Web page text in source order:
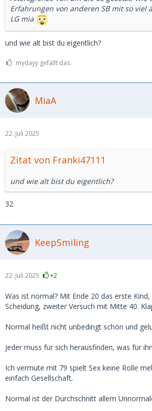
Erfahrungen von anderen SB mit so viel
LG mia
und wie alt bist du eigentlich?
mydayy gefällt das.
MiaA
22. Juli 2025
Zitat von Franki47111
und wie alt bist du eigentlich?
32
KeepSmiling
22. Juli 2025 +2
Was ist normal? Mit Ende 20 das erste
Scheidung, zweiter Versuch mit Mitte 40.
Normal heißt nicht unbedingt schön und
Jeder muss für sich herausfinden, was für
Ich vermute mit 79 spielt Sex keine Rolle
einfach Gesellschaft.
Normal ist der Durchschnitt allem